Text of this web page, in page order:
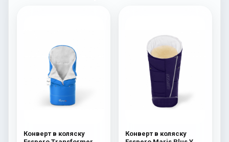
Конверт в коляску
Конверт в коляску